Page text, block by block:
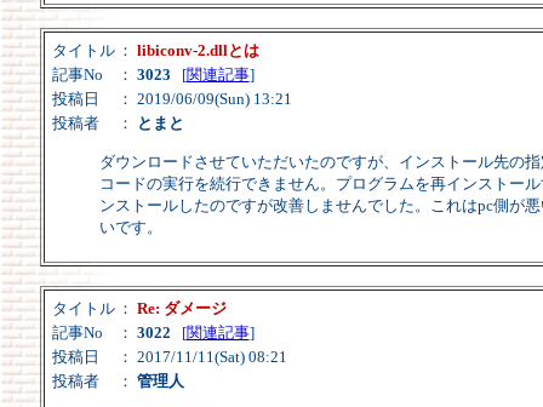
タイトル ： libiconv-2.dllとは
記事No
： 3023 [関連記事]
投稿日
： 2019/06/09(Sun) 13:21
投稿者
： とまと
ダウンロードさせていただいたのですが、インストール先の
コードの実行を続行できません。プログラムを再インストー
ンストールしたのですが改善しませんでした。これはpc側が
いです。
タイトル ： Re: ダメージ
記事No
： 3022 [関連記事]
投稿日
： 2017/11/11(Sat) 08:21
投稿者
： 管理人